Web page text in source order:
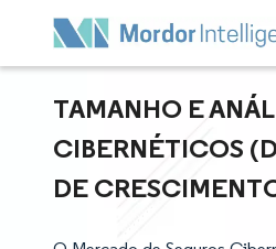
TAMANHO E
CIBERNÉTICOS
DE